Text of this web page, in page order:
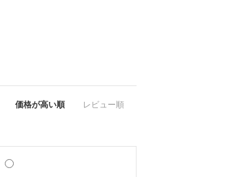
価格が高い順 レビュー順